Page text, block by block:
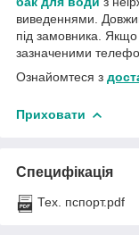
виведеннями.
під замовника. Якщо
зазначеними
Ознайомтеся з
Приховати
Специфікація
Тех. пспорт.pdf